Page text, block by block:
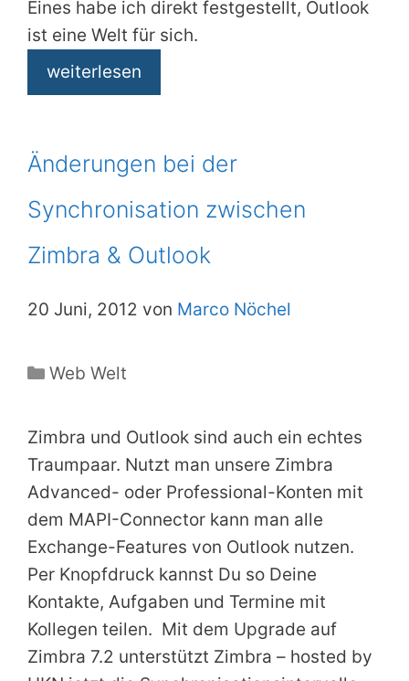
Eines habe ich direkt festgestellt, Outlook
ist eine Welt für sich.
weiterlesen
Änderungen bei der
Synchronisation zwischen
Zimbra & Outlook
20 Juni, 2012 von Marco Nöchel
Kategorien
Web Welt
Zimbra und Outlook sind auch ein echtes
Traumpaar. Nutzt man unsere Zimbra
Advanced- oder Professional-Konten mit
dem MAPI-Connector kann man alle
Exchange-Features von Outlook nutzen.
Per Knopfdruck kannst Du so Deine
Kontakte, Aufgaben und Termine mit
Kollegen teilen. Mit dem Upgrade auf
Zimbra 7.2 unterstützt Zimbra – hosted by